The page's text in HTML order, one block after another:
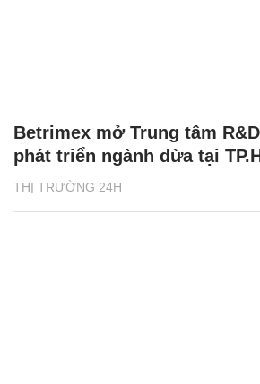
THỊ TRƯỜNG 24H
Betrimex mở Trung tâm
phát triển ngành dừa tại